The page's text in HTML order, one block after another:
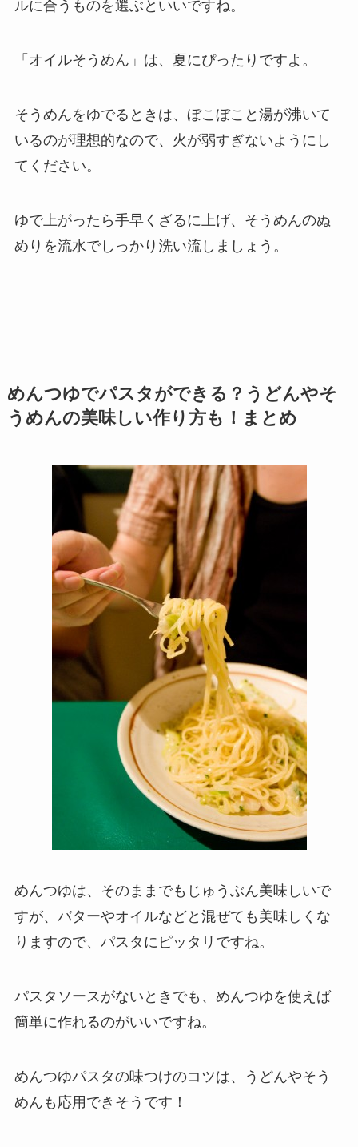
ルに合うものを選ぶといいですね。
「オイルそうめん」は、夏にぴったりですよ。
そうめんをゆでるときは、ぼこぼこと湯が沸いて
いるのが理想的なので、火が弱すぎないようにし
てください。
ゆで上がったら手早くざるに上げ、そうめんのぬ
めりを流水でしっかり洗い流しましょう。
めんつゆでパスタができる？うどんやそ
うめんの美味しい作り方も！まとめ
めんつゆは、そのままでもじゅうぶん美味しいで
すが、バターやオイルなどと混ぜても美味しくな
りますので、パスタにピッタリですね。
パスタソースがないときでも、めんつゆを使えば
簡単に作れるのがいいですね。
めんつゆパスタの味つけのコツは、うどんやそう
めんも応用できそうです！